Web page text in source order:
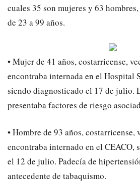
cuales 35 son mujeres y 63
de 23 a 99 años.
• Mujer de 41 años, costarricense,
encontraba internada en el Hospital
siendo diagnosticado el 17 de julio.
presentaba factores de riesgo
• Hombre de 93 años, costarricense,
encontraba internado en el CEACO,
el 12 de julio. Padecía de
antecedente de tabaquismo.